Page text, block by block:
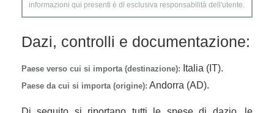
informazioni qui presenti è di esclusiva responsabilità dell'utente.
Dazi, controlli e documentazione:
Paese verso cui si importa (destinazione): Italia (IT).
Paese da cui si importa (origine): Andorra (AD).